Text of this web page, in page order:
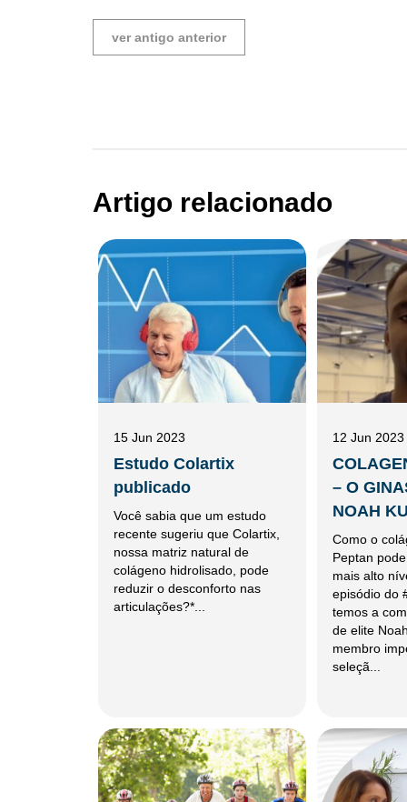
ver antigo anterior
Artigo relacionado
15 Jun 2023
Estudo Colartix
publicado
Você sabia que um estudo
recente sugeriu que Colartix,
nossa matriz natural de
colágeno hidrolisado, pode
reduzir o desconforto nas
articulações?*...
12 Jun 2023
– O
NOAH
Como o
Peptan
mais alto
episódio do
temos a
de elite
membro
seleçã...